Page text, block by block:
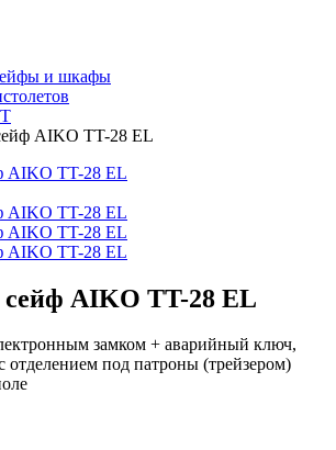
и шкафы
AIKO TT-28 EL
AIKO TT-28 EL
замком + аварийный ключ,
отделением под патроны (трейзером)